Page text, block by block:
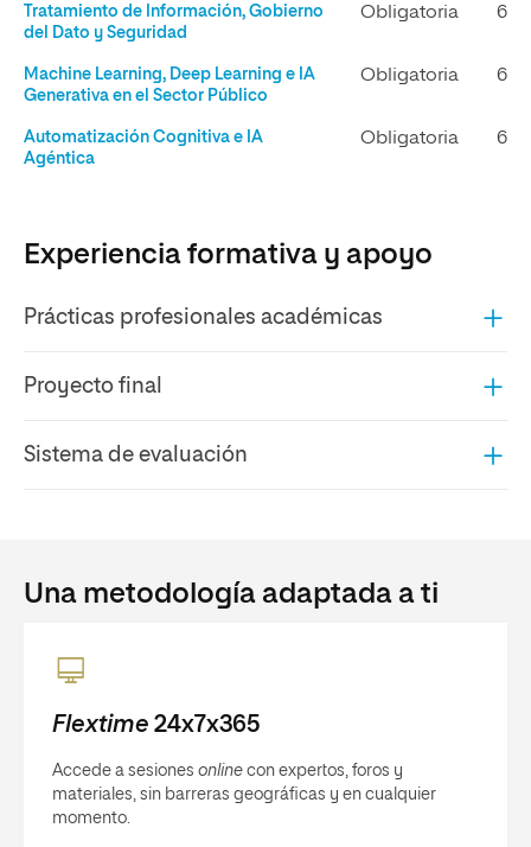
Tratamiento de Información, Gobierno
del Dato y Seguridad
Obligatoria 6
Machine Learning, Deep Learning e IA
Generativa en el Sector Público
Obligatoria 6
Automatización Cognitiva e IA
Agéntica
Obligatoria 6
Experiencia formativa y apoyo
Prácticas profesionales académicas
Proyecto final
Sistema de evaluación
Una metodología adaptada a ti
Flextime 24x7x365
Accede a sesiones online con expertos, foros y
materiales, sin barreras geográficas y en cualquier
momento.